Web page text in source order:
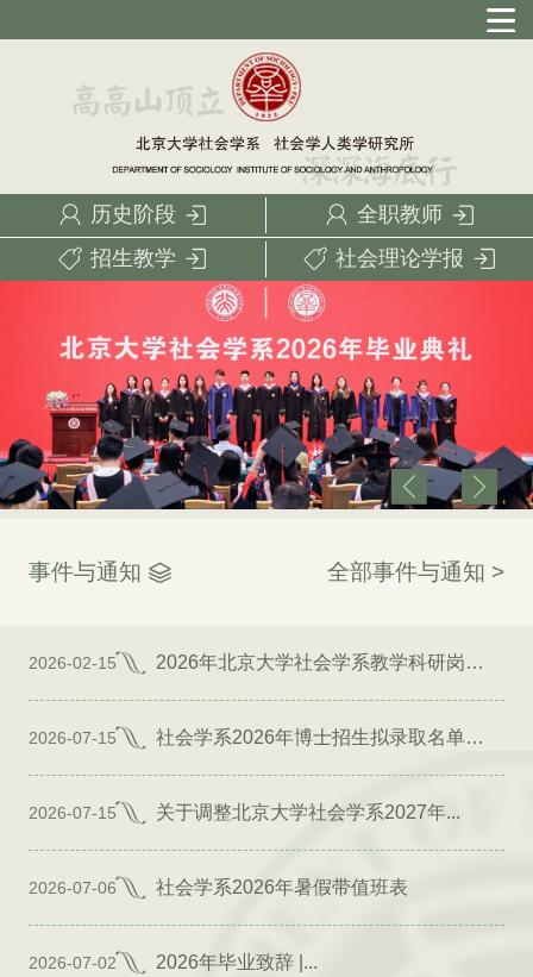
历史阶段
全职教师
招生教学
社会理论学报
事件与通知 全部事件与通知 >
2026-02-15 2026年北京大学社会学系教学科研岗位招聘启事
2026-07-15 社会学系2026年博士招生拟录取名单公示（专项）
2026-07-15 关于调整北京大学社会学系2027年...
2026-07-06 社会学系2026年暑假带值班表
2026-07-02 2026年毕业致辞 |...